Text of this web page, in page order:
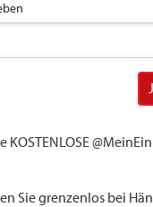
KOSTENLOSE
Sie grenzenlos bei